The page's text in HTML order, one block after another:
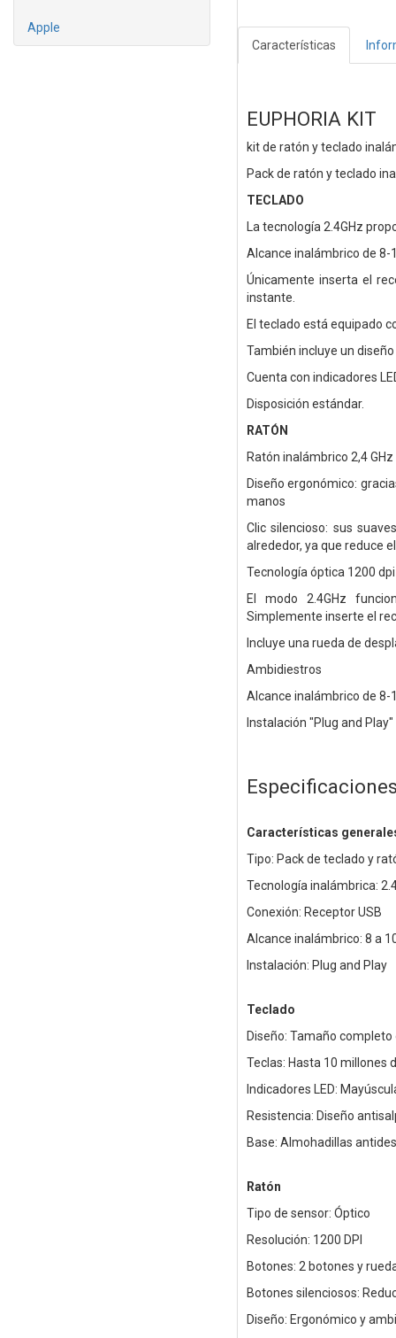
Apple
Características
EUPHORIA KIT
kit de ratón y teclado
Pack de ratón y teclado
TECLADO
La tecnología 2.4GHz
Alcance inalámbrico de 8-
Únicamente inserta el
instante.
El teclado está equipado
También incluye un
Cuenta con indicadores
Disposición estándar.
RATÓN
Ratón inalámbrico 2,4
Diseño ergonómico:
manos
Clic silencioso: sus
alrededor, ya que reduce
Tecnología óptica 1200 dpi
El modo 2.4GHz
Simplemente inserte el
Incluye una rueda de
Ambidiestros
Alcance inalámbrico de 8-
Instalación "Plug and Play"
Características
Tipo: Pack de teclado y
Tecnología inalámbrica:
Conexión: Receptor USB
Alcance inalámbrico: 8 a
Instalación: Plug and Play
Teclado
Diseño: Tamaño
Teclas: Hasta 10 millones
Indicadores LED:
Resistencia: Diseño
Base: Almohadillas
Ratón
Tipo de sensor: Óptico
Resolución: 1200 DPI
Botones: 2 botones y
Botones silenciosos:
Diseño: Ergonómico y